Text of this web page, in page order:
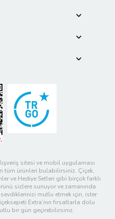
sitesi ve mobil uygulaması
tüm ürünleri bulabilirsiniz. Çiçek,
ve Hediye Setleri gibi birçok farklı
sizlere sunuyor ve zamanında
sevdiklerinizi mutlu etmek için, ister
Extra’nın fırsatlarla dolu
bir gün geçirebilirsiniz.